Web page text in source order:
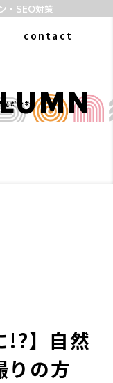
・SEO対策
contact
だけを
!?】自然
りの方